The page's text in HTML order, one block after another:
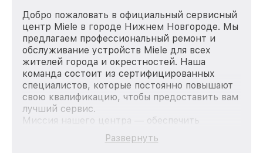
Добро пожаловать в официальный сервисный
центр Miele в городе Нижнем Новгороде. Мы
предлагаем профессиональный ремонт и
обслуживание устройств Miele для всех
жителей города и окрестностей. Наша
команда состоит из сертифицированных
специалистов, которые постоянно повышают
свою квалификацию, чтобы предоставить вам
лучший сервис.
Миссия нашего центра — обеспечить
качественный и доступный ремонт для
каждого пользователя продукции Miele, вне
Развернуть